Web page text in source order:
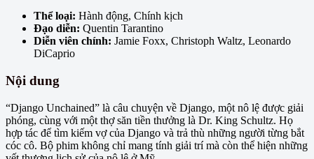
Thể loại: Hành động, Chính kịch
Đạo diễn: Quentin Tarantino
Diễn viên chính: Jamie Foxx, Christoph Waltz, Leonardo
DiCaprio
Nội dung
“Django Unchained” là câu chuyện về Django, một nô lệ được giải
phóng, cùng với một thợ săn tiền thưởng là Dr. King Schultz. Họ
hợp tác để tìm kiếm vợ của Django và trả thù những người từng bắt
cóc cô. Bộ phim không chỉ mang tính giải trí mà còn thể hiện những